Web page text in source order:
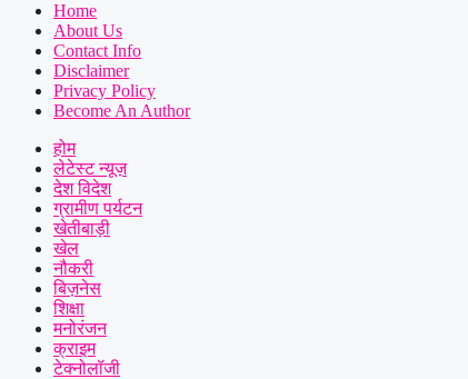
Home
About Us
Contact Info
Disclaimer
Privacy Policy
Become An Author
होम
लेटेस्ट न्यूज़
देश विदेश
ग्रामीण पर्यटन
खेतीबाड़ी
खेल
नौकरी
बिज़नेस
शिक्षा
मनोरंजन
क्राइम
टेक्नोलॉजी